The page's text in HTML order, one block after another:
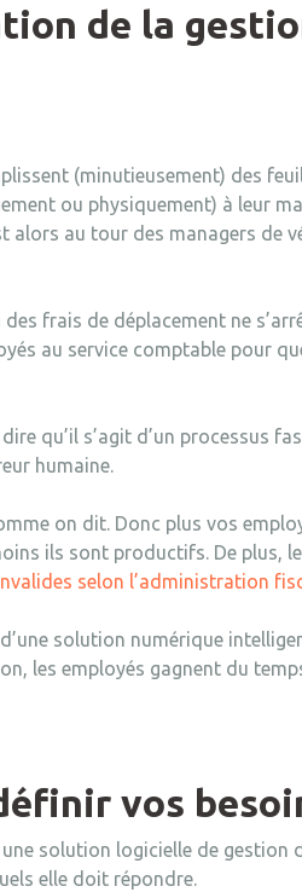
de la
(minutieusement) des
ou physiquement) à leur
alors au tour des managers de
frais de déplacement ne
au service comptable pour
qu’il s’agit d’un processus
humaine.
on dit. Donc plus vos
ils sont productifs. De plus,
selon l’administration
solution numérique
les employés gagnent du
vos
solution logicielle de gestion
elle doit répondre.